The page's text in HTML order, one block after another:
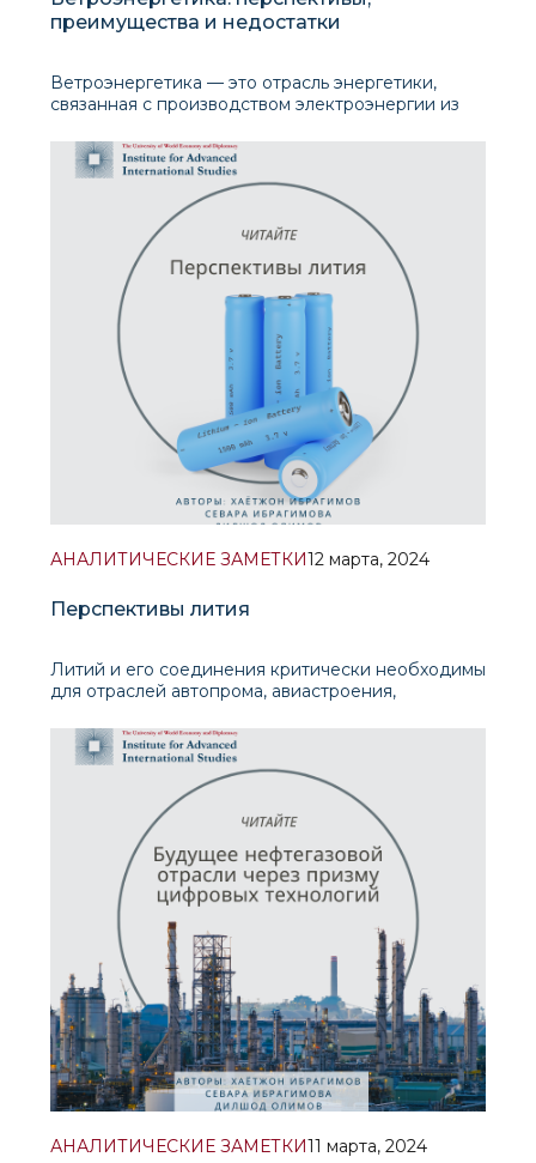
преимущества и недостатки
Ветроэнергетика — это отрасль энергетики,
связанная с производством электроэнергии из
преобразования кинетической энергии ветра в
механическую,
АНАЛИТИЧЕСКИЕ ЗАМЕТКИ12 марта, 2024
Перспективы лития
Литий и его соединения критически необходимы
для отраслей автопрома, авиастроения,
Он особенно важен при производстве
аккумуляторных батарей большой емкости.
Помимо этого, литий необходим в
тяжёлойпромышленности: там его используют
для выплавки
АНАЛИТИЧЕСКИЕ ЗАМЕТКИ11 марта, 2024